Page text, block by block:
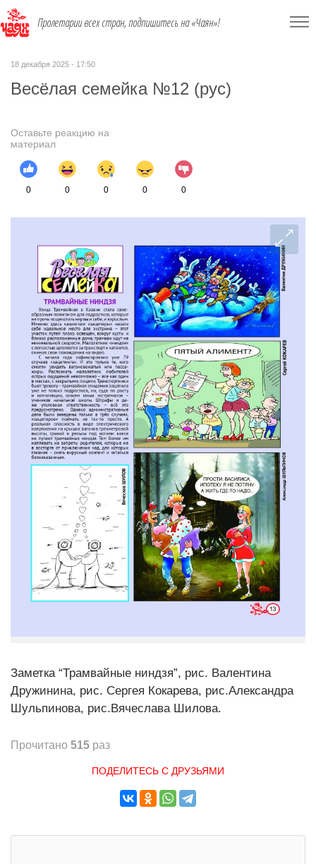
Пролетарии всех стран, подпишитесь на «Чаян»!
18 декабря 2025 - 17:50
Весёлая семейка №12 (рус)
Оставьте реакцию на
материал
0 0 0 0 0
Заметка “Трамвайные ниндзя”, рис. Валентина
Дружинина, рис. Сергея Кокарева, рис.Александра
Шульпинова, рис.Вячеслава Шилова.
Прочитано 515 раз
ПОДЕЛИТЕСЬ С ДРУЗЬЯМИ